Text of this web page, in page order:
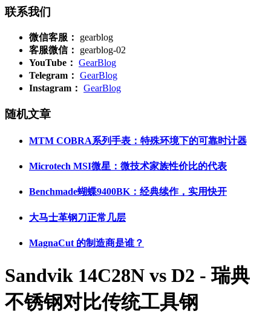
联系我们
微信客服：
gearblog
客服微信：
gearblog-02
YouTube： GearBlog
Telegram： GearBlog
Instagram： GearBlog
随机文章
MTM COBRA系列手表：特殊环境下的可靠时计器
Microtech MSI微星：微技术家族性价比的代表
Benchmade蝴蝶9400BK：经典续作，实用快开
大马士革钢刀正常几层
MagnaCut 的制造商是谁？
Sandvik 14C28N vs D2 - 瑞典
不锈钢对比传统工具钢